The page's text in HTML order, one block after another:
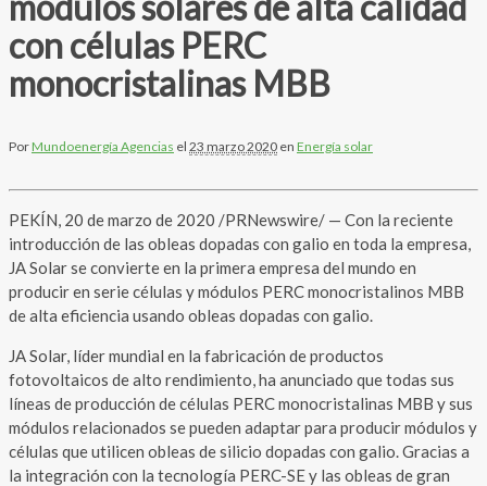
con células PERC
monocristalinas MBB
PorMundoenergía Agencias el 23 marzo 2020 en Energía solar
PEKÍN, 20 de marzo de 2020 /PRNewswire/ — Con la reciente
introducción de las obleas dopadas con galio en toda la empresa,
JA Solar se convierte en la primera empresa del mundo en
producir en serie células y módulos PERC monocristalinos MBB
de alta eficiencia usando obleas dopadas con galio.
JA Solar, líder mundial en la fabricación de productos
fotovoltaicos de alto rendimiento, ha anunciado que todas sus
líneas de producción de células PERC monocristalinas MBB y sus
módulos relacionados se pueden adaptar para producir módulos y
células que utilicen obleas de silicio dopadas con galio. Gracias a
la integración con la tecnología PERC-SE y las obleas de gran